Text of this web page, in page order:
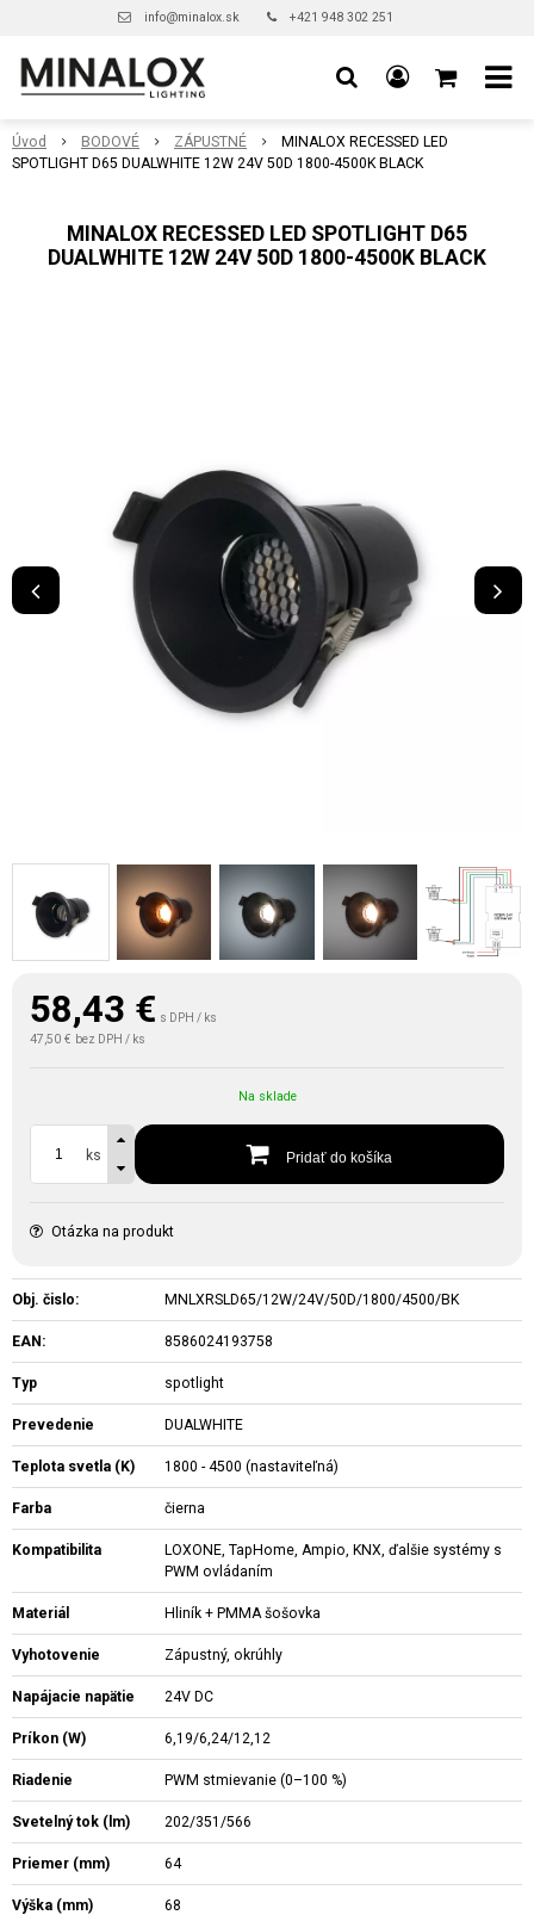
info@minalox.sk +421 948 302 251
Úvod BODOVÉ ZÁPUSTNÉ
MINALOX RECESSED LED
SPOTLIGHT D65 DUALWHITE 12W 24V 50D 1800-4500K BLACK
MINALOX RECESSED LED SPOTLIGHT D65
DUALWHITE 12W 24V 50D 1800-4500K BLACK
58,43 € s DPH / ks
47,50 € bez DPH / ks
Na sklade
ks Pridať do košíka
Otázka na produkt
Obj. čislo: MNLXRSLD65/12W/24V/50D/1800/4500/BK
EAN: 8586024193758
Typ spotlight
Prevedenie DUALWHITE
Teplota svetla (K) 1800 - 4500 (nastaviteľná)
Farba čierna
Kompatibilita
LOXONE, TapHome, Ampio, KNX, ďalšie systémy s
PWM ovládaním
Materiál Hliník + PMMA šošovka
Vyhotovenie Zápustný, okrúhly
Napájacie napätie 24V DC
Príkon (W) 6,19/6,24/12,12
Riadenie PWM stmievanie (0–100 %)
Svetelný tok (lm) 202/351/566
Priemer (mm) 64
Výška (mm) 68